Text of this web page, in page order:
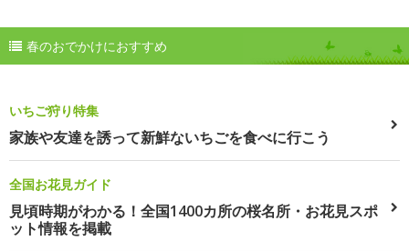
春のおでかけにおすすめ
いちご狩り特集
家族や友達を誘って新鮮ないちごを食べに行こう
全国お花見ガイド
見頃時期がわかる！全国1400カ所の桜名所・お花見スポ
ット情報を掲載